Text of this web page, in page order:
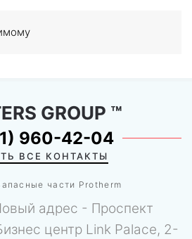
части Protherm
GROUP ™
960-42-04
ВСЕ КОНТАКТЫ
адрес - Проспект
центр Link Palace, 2-